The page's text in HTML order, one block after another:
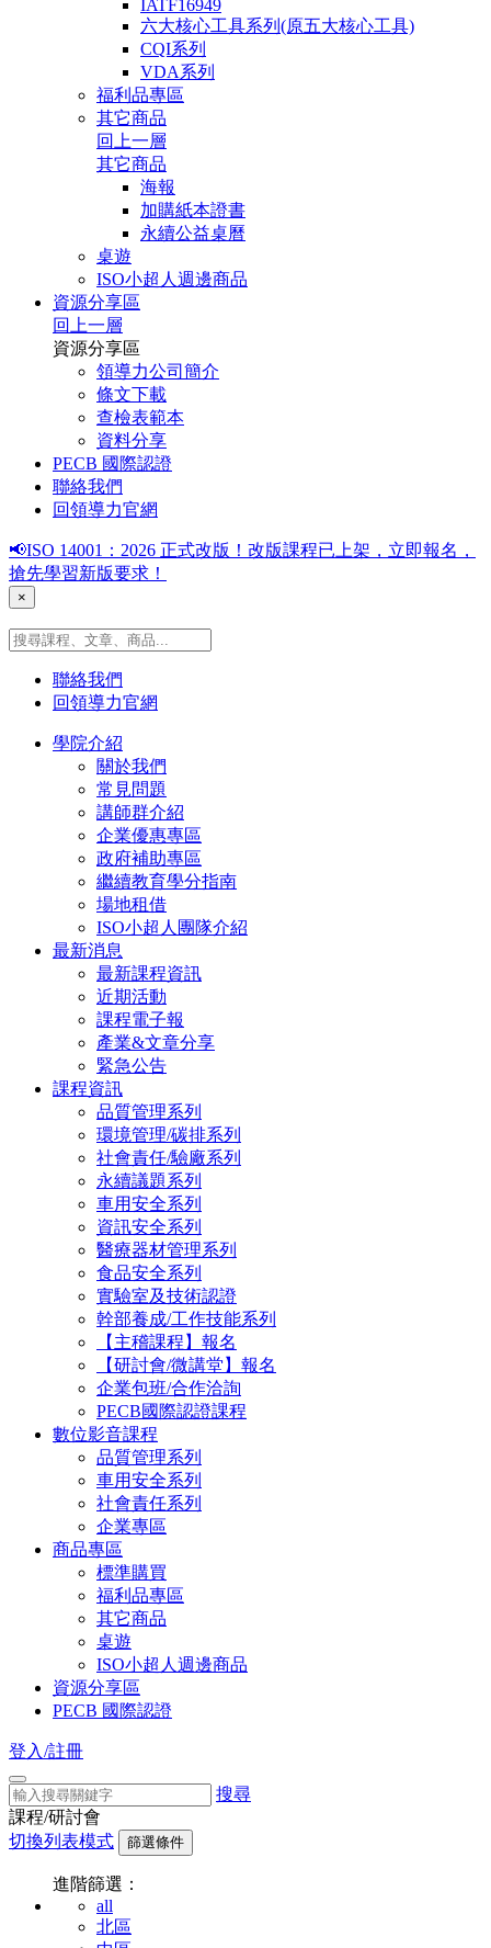
IATF16949
六大核心工具系列(原五大核心工具)
CQI系列
VDA系列
福利品專區
其它商品
回上一層
其它商品
海報
加購紙本證書
永續公益桌曆
桌遊
ISO小超人週邊商品
資源分享區
回上一層
資源分享區
領導力公司簡介
條文下載
查檢表範本
資料分享
PECB 國際認證
聯絡我們
回領導力官網
📢ISO 14001：2026 正式改版！改版課程已上架，立即報名，
搶先學習新版要求！
×
聯絡我們
回領導力官網
學院介紹
關於我們
常見問題
講師群介紹
企業優惠專區
政府補助專區
繼續教育學分指南
場地租借
ISO小超人團隊介紹
最新消息
最新課程資訊
近期活動
課程電子報
產業&文章分享
緊急公告
課程資訊
品質管理系列
環境管理/碳排系列
社會責任/驗廠系列
永續議題系列
車用安全系列
資訊安全系列
醫療器材管理系列
食品安全系列
實驗室及技術認證
幹部養成/工作技能系列
【主稽課程】報名
【研討會/微講堂】報名
企業包班/合作洽詢
PECB國際認證課程
數位影音課程
品質管理系列
車用安全系列
社會責任系列
企業專區
商品專區
標準購買
福利品專區
其它商品
桌遊
ISO小超人週邊商品
資源分享區
PECB 國際認證
登入/註冊
搜尋
課程/研討會
切換列表模式
篩選條件
進階篩選：
all
北區